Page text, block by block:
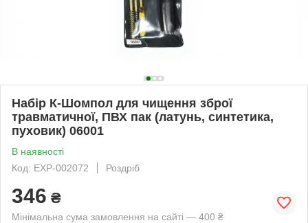
Набір К-Шомпол для чищення зброї
травматичної, ПВХ пак (латунь, синтетика,
пуховик) 06001
В наявності
Код: EXP-002072
Роздріб
346 ₴
Мінімальна сума замовлення на сайті — 400 ₴